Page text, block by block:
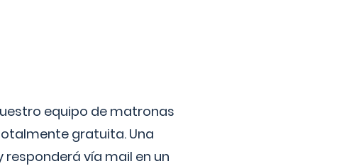
equipo de matronas
gratuita. Una
vía mail en un